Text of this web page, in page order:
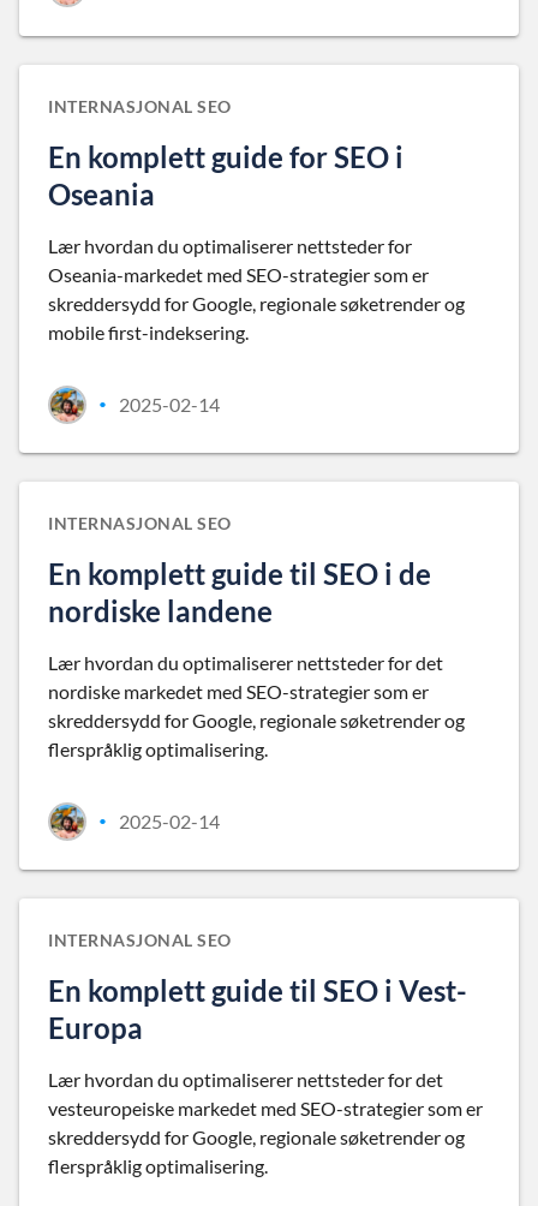
INTERNASJONAL SEO
En komplett guide for SEO i
Oseania
Lær hvordan du optimaliserer nettsteder for
Oseania-markedet med SEO-strategier som er
skreddersydd for Google, regionale søketrender og
mobile first-indeksering.
• 2025-02-14
INTERNASJONAL SEO
En komplett guide til SEO i de
nordiske landene
Lær hvordan du optimaliserer nettsteder for det
nordiske markedet med SEO-strategier som er
skreddersydd for Google, regionale søketrender og
flerspråklig optimalisering.
• 2025-02-14
INTERNASJONAL SEO
En komplett guide til SEO i Vest-
Europa
Lær hvordan du optimaliserer nettsteder for det
vesteuropeiske markedet med SEO-strategier som er
skreddersydd for Google, regionale søketrender og
flerspråklig optimalisering.